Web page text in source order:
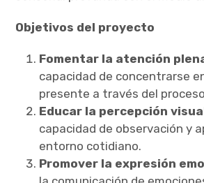
Objetivos del proyecto
Fomentar la atención
capacidad de concentrarse
presente a través del
Educar la percepción
capacidad de observación y
entorno cotidiano.
Promover la expresión